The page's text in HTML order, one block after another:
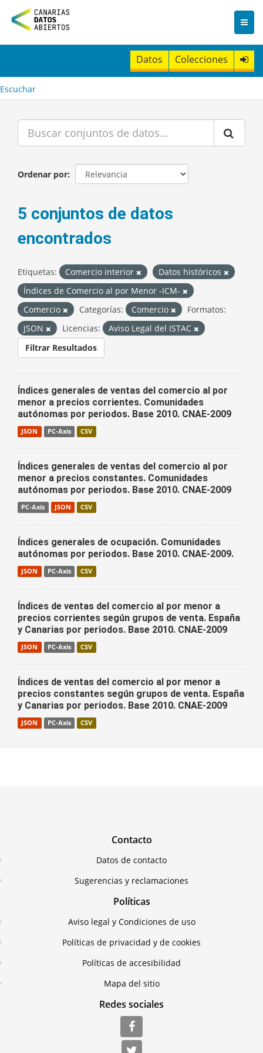
n
t
Datos Colecciones
Escuchar
Ordenar por
5 conjuntos de datos
encontrados
Etiquetas: Comercio interior
Datos históricos
Índices de Comercio al por Menor -ICM-
Comercio
Categorías: Comercio
Formatos:
JSON
Licencias:
Aviso Legal del ISTAC
Filtrar Resultados
Índices generales de ventas del comercio al por
menor a precios corrientes. Comunidades
autónomas por periodos. Base 2010. CNAE-2009
JSON PC-Axis CSV
Índices generales de ventas del comercio al por
menor a precios constantes. Comunidades
autónomas por periodos. Base 2010. CNAE-2009
PC-Axis JSON CSV
Índices generales de ocupación. Comunidades
autónomas por periodos. Base 2010. CNAE-2009.
JSON PC-Axis CSV
Índices de ventas del comercio al por menor a
precios corrientes según grupos de venta. España
y Canarias por periodos. Base 2010. CNAE-2009
JSON PC-Axis CSV
Índices de ventas del comercio al por menor a
precios constantes según grupos de venta. España
y Canarias por periodos. Base 2010. CNAE-2009
JSON PC-Axis CSV
Contacto
Datos de contacto
Sugerencias y reclamaciones
Políticas
Aviso legal y Condiciones de uso
Políticas de privacidad y de cookies
Políticas de accesibilidad
Mapa del sitio
Redes sociales